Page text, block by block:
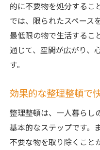
的に不要物を処分するこ
では、限られたスペース
最低限の物で生活するこ
通じて、空間が広がり、
す。
効果的な整理整頓で
整理整頓は、一人暮らし
基本的なステップです。
不要な物を取り除くこと